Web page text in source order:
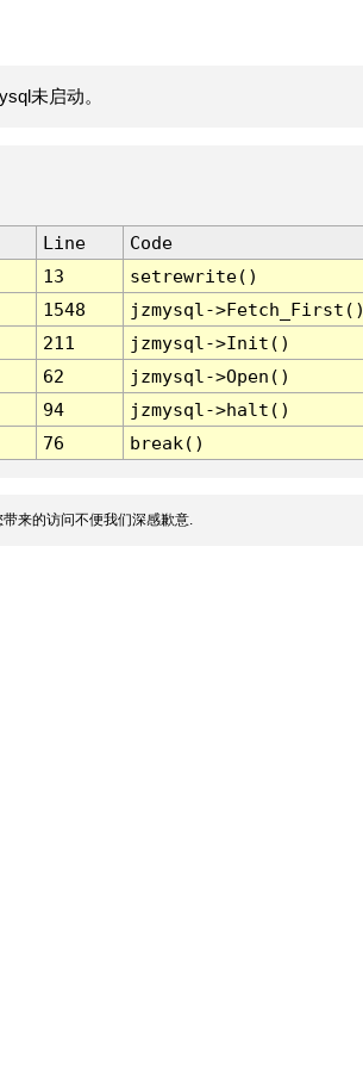
未启动。
Line
Code
13
setrewrite()
1548
jzmysql-
211
jzmysql->Init()
62
jzmysql->Open()
94
jzmysql->halt()
76 break()
来的访问不便我们深感歉意.